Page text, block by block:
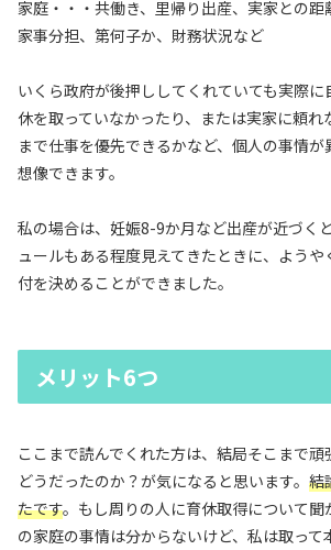
家庭・・・共働き、里帰り出産、実家との距
家事分担、第何子か、財務状況など
いくら政府が後押ししてくれていても実際
休を取っていなかったり、または実家に頼れ
まで仕事を優先できるかなど、個人の事情
想像できます。
私の場合は、妊娠8-9か月など出産が近づく
ュールもある程度見えてきたときに、ようや
付を決めることができました。
メリット6つ
ここまで読んでくれた方は、結局そこまで頑
どうだったのか？が気になると思います。 結
たです。もし周りの人に育休取得について聞
の家庭の事情は分からないけど、私は取って